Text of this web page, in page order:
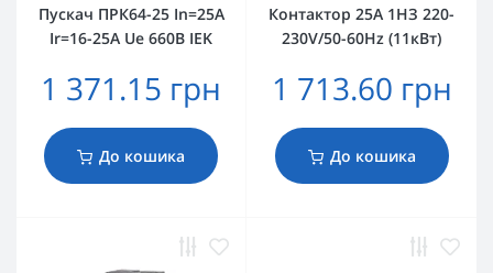
Пускач ПРК64-25 In=25A
Ir=16-25A Ue 660В IEK
1 371.15 грн
До кошика
Контактор 25А 1НЗ 220-
230V/50-60Hz (11кВт)
1 713.60 грн
До кошика